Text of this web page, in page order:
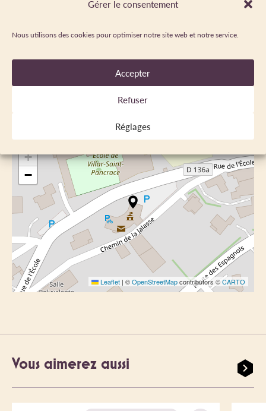
Gérer le consentement
Nous utilisons des cookies pour optimiser notre site web et notre service.
Accepter
Refuser
Réglages
LOCALISATION
+
−
Leaflet | ©OpenStreetMapcontributors ©CARTO
Vous aimerez aussi